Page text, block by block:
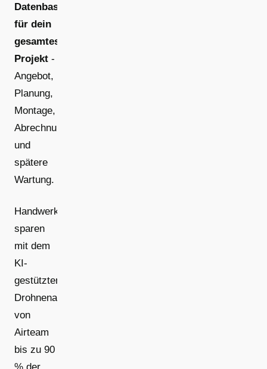
Datenbasis
für dein
gesamtes
Projekt -
Angebot,
Planung,
Montage,
Abrechnung
und
spätere
Wartung.
Handwerksbetriebe
sparen
mit dem
KI-
gestützten
Drohnenaufmaß
von
Airteam
bis zu 90
% der